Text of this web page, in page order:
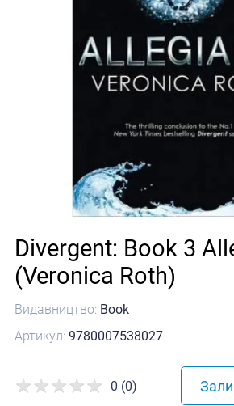
Видавництво: Book
Артикул: 9780007538027
Divergent: Book 3
(Veronica Roth)
0 (0)